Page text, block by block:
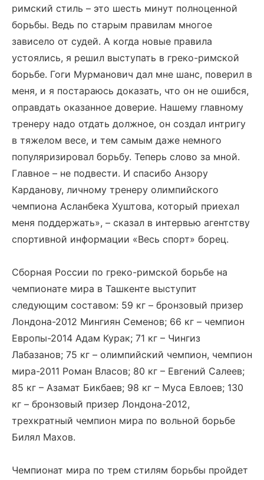
римский стиль – это шесть минут полноценной
борьбы. Ведь по старым правилам многое
зависело от судей. А когда новые правила
устоялись, я решил выступать в греко-римской
борьбе. Гоги Мурманович дал мне шанс, поверил в
меня, и я постараюсь доказать, что он не ошибся,
оправдать оказанное доверие. Нашему главному
тренеру надо отдать должное, он создал интригу
в тяжелом весе, и тем самым даже немного
популяризировал борьбу. Теперь слово за мной.
Главное – не подвести. И спасибо Анзору
Карданову, личному тренеру олимпийского
чемпиона Асланбека Хуштова, который приехал
меня поддержать», – сказал в интервью агентству
спортивной информации «Весь спорт» борец.
Сборная России по греко-римской борьбе на
чемпионате мира в Ташкенте выступит
следующим составом: 59 кг – бронзовый призер
Лондона-2012 Мингиян Семенов; 66 кг – чемпион
Европы-2014 Адам Курак; 71 кг – Чингиз
Лабазанов; 75 кг – олимпийский чемпион, чемпион
мира-2011 Роман Власов; 80 кг – Евгений Салеев;
85 кг – Азамат Бикбаев; 98 кг – Муса Евлоев; 130
кг – бронзовый призер Лондона-2012,
трехкратный чемпион мира по вольной борьбе
Билял Махов.
Чемпионат мира по трем стилям борьбы пройдет